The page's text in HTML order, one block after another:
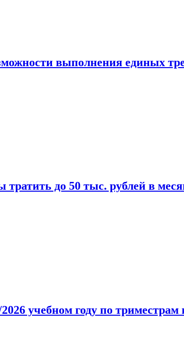
выполнения единых
тратить до 50 тыс. рублей в
учебном году по